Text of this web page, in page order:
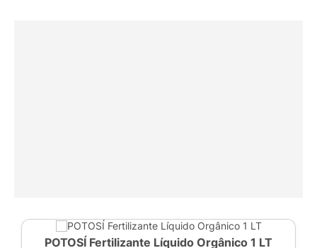
POTOSÍ Fertilizante Líquido Orgânico 1 LT